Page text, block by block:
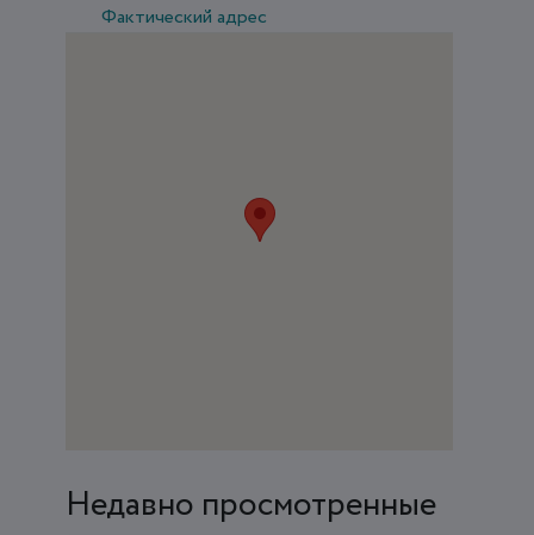
Фактический адрес
Недавно просмотренные